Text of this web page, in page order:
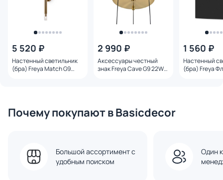
5 520 ₽
Настенный светильник
(бра) Freya Match G9
2 990 ₽
Аксессуары честный
знак Freya Cave G9 22W
1 560 ₽
Настенный
(бра) Freya
Почему покупают в Basicdecor
Большой ассортимент с
удобным поиском
Один